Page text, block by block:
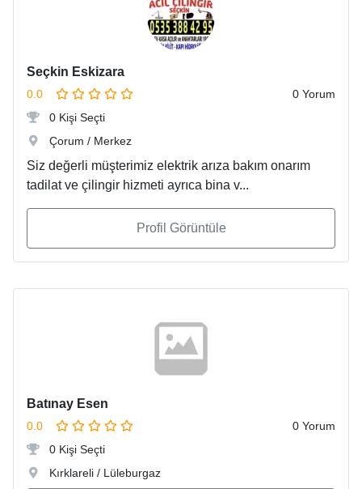
Seçkin Eskizara
0.0
0 Yorum
0 Kişi Seçti
Çorum / Merkez
Siz değerli müşterimiz elektrik arıza bakım onarım
tadilat ve çilingir hizmeti ayrıca bina v...
Profil Görüntüle
Batınay Esen
0.0
0 Yorum
0 Kişi Seçti
Kırklareli / Lüleburgaz